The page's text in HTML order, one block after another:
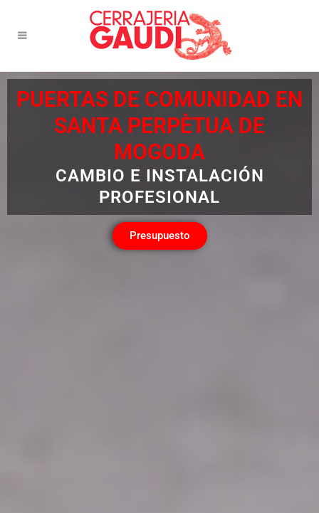
PUERTAS DE COMUNIDAD EN
SANTA PERPÈTUA DE
MOGODA
CAMBIO E INSTALACIÓN
PROFESIONAL
Presupuesto